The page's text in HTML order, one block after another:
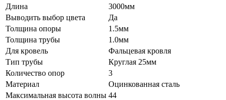
Длина
3000мм
Выводить выбор цвета
Да
Толщина опоры
1.5мм
Толщина трубы
1.0мм
Для кровель
Фальцевая кровля
Тип трубы
Круглая 25мм
Количество опор
3
Материал
Оцинкованная сталь
Максимальная высота волны 44